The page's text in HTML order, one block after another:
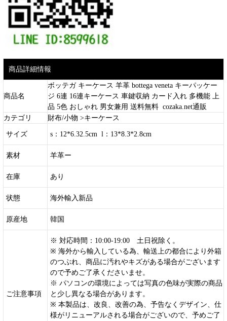
商品詳細情報
商品名
ボッテガ キーケース 羊革 bottega veneta キーパッケー
ジ 6連 16連キーケース 車鍵収納 カード入れ 多機能 上
品 5色 おしゃれ 男女兼用 送料無料 cozaka.net通販
カテゴリ
財布/小物 >キーケース
サイズ s：12*6.32.5cm l：13*8.3*2.8cm
素材 羊革ー
在庫 あり
状態 海外輸入新品
原産地 韓国
ご注意事項
※ 対応時間：10:00-19:00 土日祝除く。
※ 海外から輸入している為、輸送上の都合により外箱
のつぶれ、商品に汚れやキズがある場合がございます
ので予めご了承くださいませ。
※ パソコンの環境によっては写真の色味が実際の商品
と少し異なる場合があります。
※ 本製品は、改良、改善の為、予告なくデザイン、仕
様がリニューアルされる場合がございので、予めご了